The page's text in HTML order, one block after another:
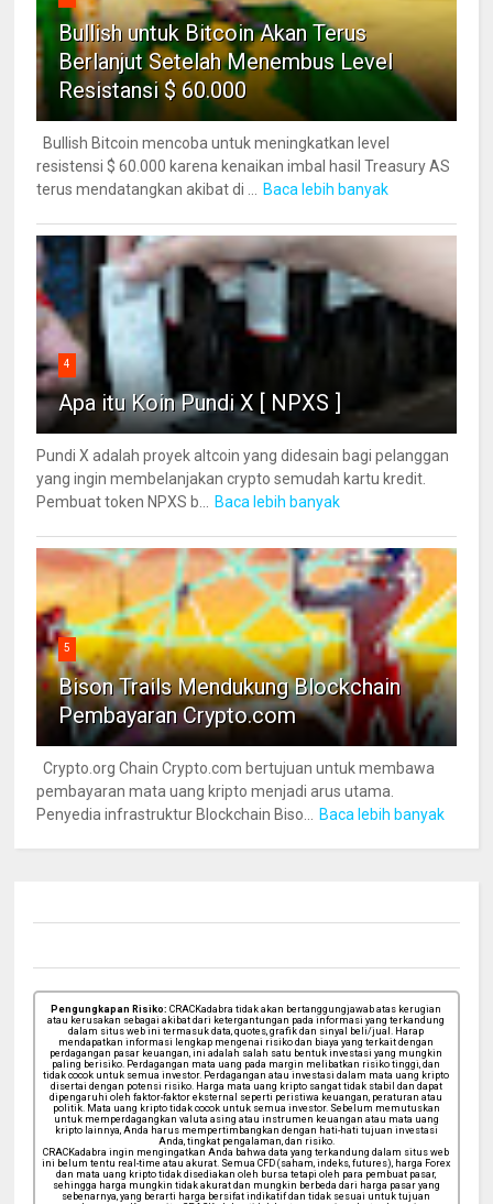
Bullish untuk Bitcoin Akan Terus
Berlanjut Setelah Menembus Level
Resistansi $ 60.000
Bullish Bitcoin mencoba untuk meningkatkan level
resistensi $ 60.000 karena kenaikan imbal hasil Treasury AS
terus mendatangkan akibat di ...
Baca lebih banyak
4
Apa itu Koin Pundi X [ NPXS ]
Pundi X adalah proyek altcoin yang didesain bagi pelanggan
yang ingin membelanjakan crypto semudah kartu kredit.
Pembuat token NPXS b...
Baca lebih banyak
5
Bison Trails Mendukung Blockchain
Pembayaran Crypto.com
Crypto.org Chain Crypto.com bertujuan untuk membawa
pembayaran mata uang kripto menjadi arus utama.
Penyedia infrastruktur Blockchain Biso...
Baca lebih banyak
Pengungkapan Risiko: CRACKadabra tidak akan bertanggungjawab atas kerugian
atau kerusakan sebagai akibat dari ketergantungan pada informasi yang terkandung
dalam situs web ini termasuk data, quotes, grafik dan sinyal beli/jual. Harap
mendapatkan informasi lengkap mengenai risiko dan biaya yang terkait dengan
perdagangan pasar keuangan, ini adalah salah satu bentuk investasi yang mungkin
paling berisiko. Perdagangan mata uang pada margin melibatkan risiko tinggi, dan
tidak cocok untuk semua investor. Perdagangan atau investasi dalam mata uang kripto
disertai dengan potensi risiko. Harga mata uang kripto sangat tidak stabil dan dapat
dipengaruhi oleh faktor-faktor eksternal seperti peristiwa keuangan, peraturan atau
politik. Mata uang kripto tidak cocok untuk semua investor. Sebelum memutuskan
untuk memperdagangkan valuta asing atau instrumen keuangan atau mata uang
kripto lainnya, Anda harus mempertimbangkan dengan hati-hati tujuan investasi
Anda, tingkat pengalaman, dan risiko.
CRACKadabra ingin mengingatkan Anda bahwa data yang terkandung dalam situs web
ini belum tentu real-time atau akurat. Semua CFD (saham, indeks, futures), harga Forex
dan mata uang kripto tidak disediakan oleh bursa tetapi oleh para pembuat pasar,
sehingga harga mungkin tidak akurat dan mungkin berbeda dari harga pasar yang
sebenarnya, yang berarti harga bersifat indikatif dan tidak sesuai untuk tujuan